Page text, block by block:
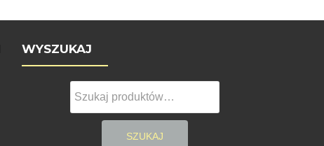
WYSZUKAJ
Szukaj:
SZUKAJ